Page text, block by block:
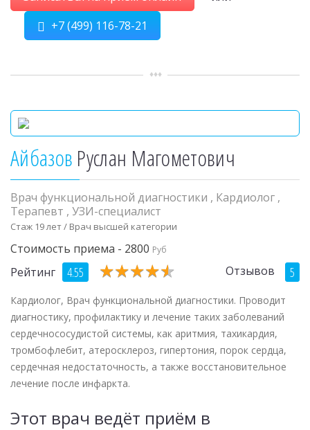
+7 (499) 116-78-21
Айбазов Руслан Магометович
Врач функциональной диагностики , Кардиолог ,
Терапевт , УЗИ-специалист
Стаж 19 лет / Врач высшей категории
Стоимость приема - 2800 Руб
Рейтинг 4.55 ★★★★★
★★★★★ Отзывов 5
Кардиолог, Врач функциональной диагностики. Проводит
диагностику, профилактику и лечение таких заболеваний
сердечнососудистой системы, как аритмия, тахикардия,
тромбофлебит, атеросклероз, гипертония, порок сердца,
сердечная недостаточность, а также восстановительное
лечение после инфаркта.
Этот врач ведёт приём в